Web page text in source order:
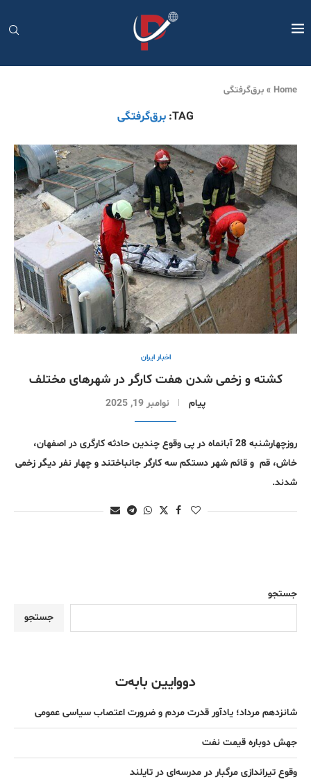
Home
» برق‌گرفتگی
TAG: برق‌گرفتگی
اخبار ایران
کشته و زخمی شدن هفت کارگر در شهرهای مختلف
پیام نوامبر 19, 2025
روزچهارشنبه 28 آبانماه در پی وقوع چندین حادثه کارگری در اصفهان،
خاش، قم و قائم شهر دستکم سه کارگر جانباختند و چهار نفر دیگر زخمی
شدند.
جستجو
جستجو
دووایین بابەت
شانزدهم مرداد؛ یادآور قدرت مردم و ضرورت اعتصاب سیاسی عمومی
جهش دوباره قیمت نفت
وقوع تیراندازی مرگبار در مدرسه‌ای در تایلند